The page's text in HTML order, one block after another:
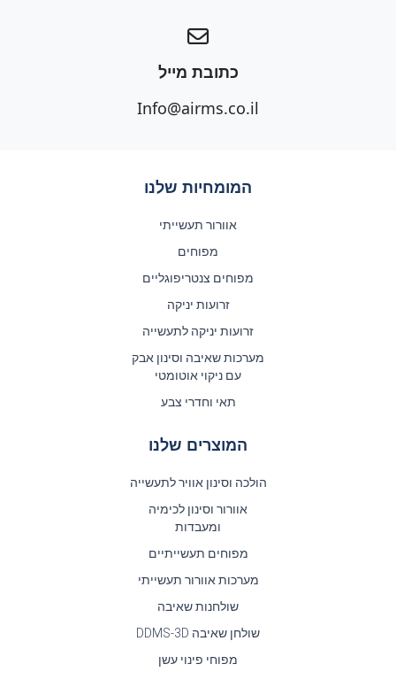
כתובת מייל
Info@airms.co.il
המומחיות שלנו
אוורור תעשייתי
מפוחים
מפוחים צנטריפוגליים
זרועות יניקה
זרועות יניקה לתעשייה
מערכות שאיבה וסינון אבק
עם ניקוי אוטומטי
תאי וחדרי צבע
המוצרים שלנו
הולכה וסינון אוויר לתעשייה
אוורור וסינון לכימיה
ומעבדות
מפוחים תעשייתיים
מערכות אוורור תעשייתי
שולחנות שאיבה
שולחן שאיבה DDMS-3D
מפוחי פינוי עשן